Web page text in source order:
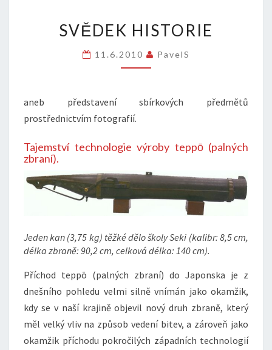
HISTORIE
SVĚDEK HISTORIE
11.6.2010 PavelS
aneb představení sbírkových předmětů
prostřednictvím fotografií.
Tajemství technologie výroby teppō (palných
zbraní).
Jeden kan (3,75 kg) těžké dělo školy Seki (kalibr: 8,5 cm,
délka zbraně: 90,2 cm, celková délka: 140 cm).
Příchod teppō (palných zbraní) do Japonska je z
dnešního pohledu velmi silně vnímán jako okamžik,
kdy se v naší krajině objevil nový druh zbraně, který
měl velký vliv na způsob vedení bitev, a zároveň jako
okamžik příchodu pokročilých západních technologií